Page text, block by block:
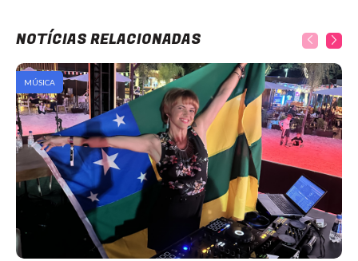
NOTÍCIAS RELACIONADAS
MÚSICA